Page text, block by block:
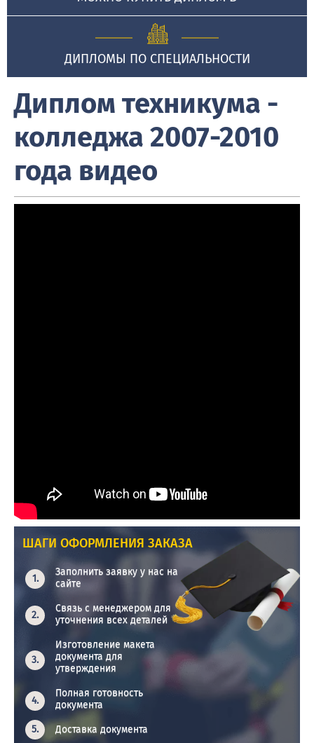
ДИПЛОМЫ ПО СПЕЦИАЛЬНОСТИ
Диплом техникума -
колледжа 2007-2010
года видео
ШАГИ ОФОРМЛЕНИЯ ЗАКАЗА
Заполнить заявку у нас на
сайте
Связь с менеджером для
уточнения всех деталей
Изготовление макета
документа для
утверждения
Полная готовность
документа
Доставка документа